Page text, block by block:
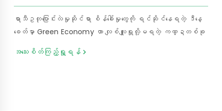
ရာသီဥတုပြောင်းလဲမှုဆိုင်ရာ စိန်ခေါ်မှုတွေကို ရင်ဆိုင်နေရတဲ့ ဒီနေ့
ခေတ်မှာ Green Economy ဟာ လျစ်လျူရှုလို့မရတဲ့ ကဏ္ဍတစ်ခု
အနေနဲ့ ရာသီဥတုပြောင်းလဲမှုကို တိုက်ဖျက်ရာမှာ အခြေခံဘဏ္ဍာရေး
အသေးစိတ်ကြည့်ရှု့ရန်